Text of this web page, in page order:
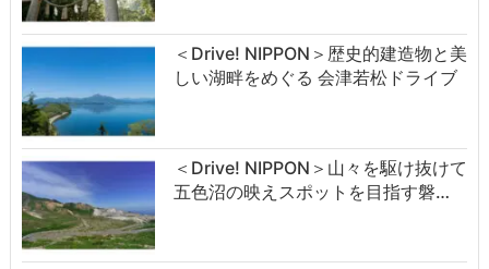
＜Drive! NIPPON＞歴史的建造物と美
しい湖畔をめぐる 会津若松ドライブ
＜Drive! NIPPON＞山々を駆け抜けて
五色沼の映えスポットを目指す磐…